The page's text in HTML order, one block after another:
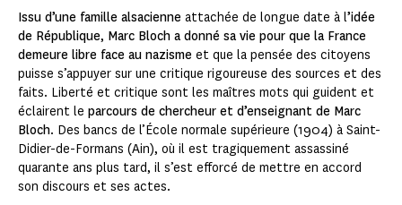
Issu d’une famille alsacienne attachée de longue date à l’idée
de République, Marc Bloch a donné sa vie pour que la France
demeure libre face au nazisme et que la pensée des citoyens
puisse s’appuyer sur une critique rigoureuse des sources et des
faits. Liberté et critique sont les maîtres mots qui guident et
éclairent le parcours de chercheur et d’enseignant de Marc
Bloch. Des bancs de l’École normale supérieure (1904) à Saint-
Didier-de-Formans (Ain), où il est tragiquement assassiné
quarante ans plus tard, il s’est efforcé de mettre en accord
son discours et ses actes.